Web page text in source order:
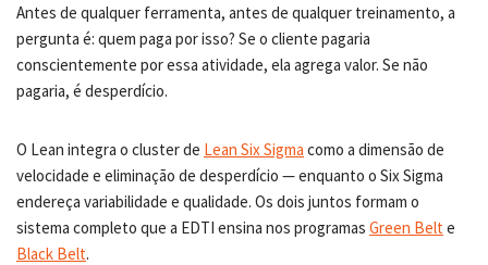
Antes de qualquer ferramenta, antes de qualquer treinamento, a
pergunta é: quem paga por isso? Se o cliente pagaria
conscientemente por essa atividade, ela agrega valor. Se não
pagaria, é desperdício.
O Lean integra o cluster de Lean Six Sigma como a dimensão de
velocidade e eliminação de desperdício — enquanto o Six Sigma
endereça variabilidade e qualidade. Os dois juntos formam o
sistema completo que a EDTI ensina nos programas Green Belt e
Black Belt.